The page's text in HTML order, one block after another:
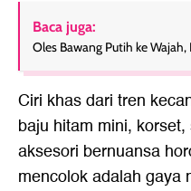
Baca juga:
Oles Bawang Putih ke
Ciri khas dari tren
baju hitam mini,
aksesori bernuansa
mencolok adalah gaya